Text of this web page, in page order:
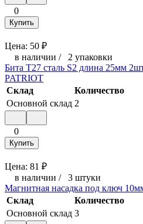
0
Купить
Цена: 50 ₽
в наличии / 2 упаковки
Бита T27 сталь S2 длина 25мм
PATRIOT
Склад
Количество
Основной склад 2
0
Купить
Цена: 81 ₽
в наличии / 3 штуки
Магнитная насадка под ключ
Склад
Количество
Основной склад 3